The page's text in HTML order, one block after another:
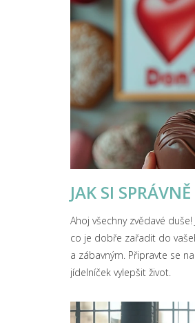
JAK SI
Ahoj všechny zvědavé
co je dobře zařadit do
a zábavným. Připravte se
jídelníček vylepšit život.